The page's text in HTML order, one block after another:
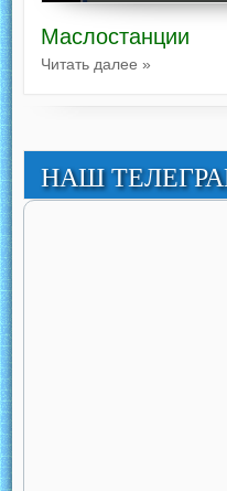
Маслостанции
Читать далее »
НАШ